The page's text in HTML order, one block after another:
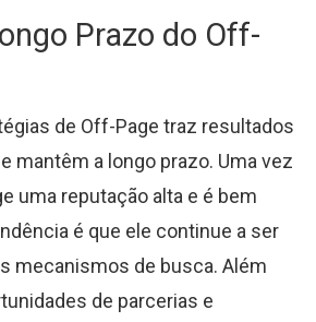
Prazo do Off-
de Off-Page traz resultados
mantêm a longo prazo. Uma vez
uma reputação alta e é bem
é que ele continue a ser
mecanismos de busca. Além
de parcerias e